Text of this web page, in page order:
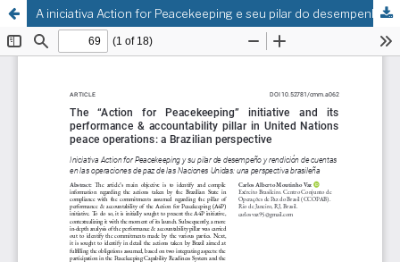
A iniciativa Action for Peacekeeping e seu pilar do desempenho & responsabilização em operações de paz das Nações Unidas